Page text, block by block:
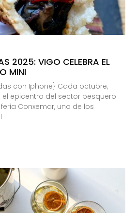
2025: VIGO CELEBRA EL
MINI
con Iphone} Cada octubre,
el epicentro del sector pesquero
Conxemar, uno de los